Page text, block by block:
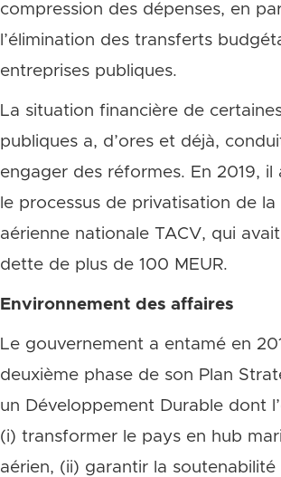
compression des dépenses, en
l’élimination des transferts
entreprises publiques.
La situation financière de
publiques a, d’ores et déjà,
engager des réformes. En 2019, il
le processus de privatisation de
aérienne nationale TACV, qui
dette de plus de 100 MEUR.
Environnement des affaires
Le gouvernement a entamé en
deuxième phase de son Plan
un Développement Durable dont
(i) transformer le pays en hub
aérien, (ii) garantir la soutenabilité